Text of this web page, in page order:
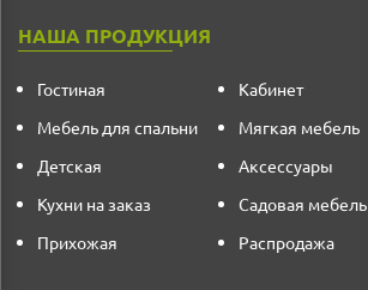
НАША ПРОДУКЦИЯ
Гостиная
Мебель для спальни
Детская
Кухни на заказ
Прихожая
Кабинет
Мягкая мебель
Аксессуары
Садовая мебель
Распродажа